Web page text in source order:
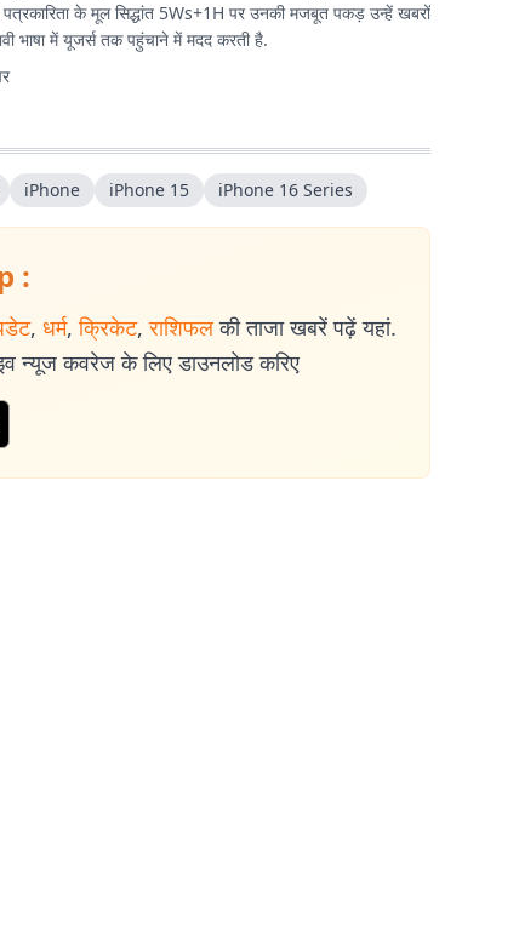
के मूल सिद्धांत 5Ws+1H पर उनकी मजबूत पकड़ उन्हें खबरों
भाषा में यूजर्स तक पहुंचाने में मदद करती है.
iPhone iPhone 15 iPhone 16 Series
:
, धर्म, क्रिकेट, राशिफल की ताजा खबरें पढ़ें यहां.
न्यूज कवरेज के लिए डाउनलोड करिए